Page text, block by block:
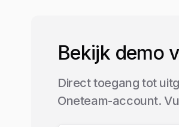
Bekijk demo
Direct toegang tot
Oneteam-account.